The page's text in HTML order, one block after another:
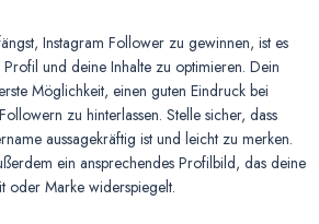
Instagram Follower zu gewinnen, ist es
und deine Inhalte zu optimieren. Dein
Möglichkeit, einen guten Eindruck bei
zu hinterlassen. Stelle sicher, dass
aussagekräftig ist und leicht zu merken.
ein ansprechendes Profilbild, das deine
oder Marke widerspiegelt.